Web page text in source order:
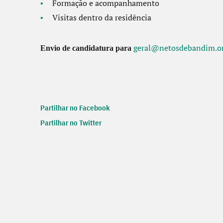
Formação e acompanhamento
Visitas dentro da residência
Envio de candidatura para
Partilhar no Facebook
Partilhar no Twitter